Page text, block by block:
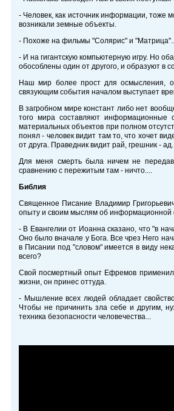
- Человек, как источник информации, тоже
возникали земные объекты.
- Похоже на фильмы "Солярис" и
- И на гигантскую компьютерную игру. Но
обособлены один от другого, и образуют в
Наш мир более прост для осмысления,
связующим события началом выступает
В загробном мире констант либо нет
того мира составляют информационные
материальных объектов при полном
понял - человек видит там то, что хочет
от друга. Праведник видит рай, грешник -
Для меня смерть была ничем не
сравнению с пережитым там - ничто....
Библия
Священное Писание Владимир
опыту и своим мыслям об информационной
- В Евангелии от Иоанна сказано, что "в
Оно было вначале у Бога. Все чрез Него
в Писании под "словом" имеется в виду
всего?
Свой посмертный опыт Ефремов применил
жизни, он принес оттуда.
- Мышление всех людей обладает
Чтобы не причинить зла себе и другим,
техника безопасности человечества...